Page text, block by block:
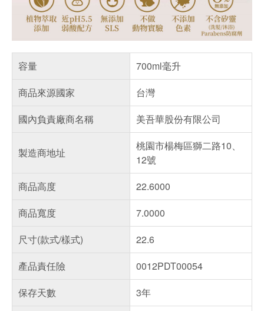
容量
700ml毫升
商品來源國家
台灣
國內負責廠商名稱
美吾華股份有限公司
製造商地址
桃園市楊梅區獅二路10、
12號
商品高度
22.6000
商品寬度
7.0000
尺寸(款式/樣式)
22.6
產品責任險
0012PDT00054
保存天數
3年